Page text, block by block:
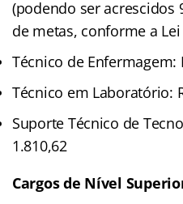
(podendo ser
de metas, conforme a Lei
Técnico de Enfermagem:
Técnico em Laboratório:
Suporte Técnico de
1.810,62
Cargos de Nível